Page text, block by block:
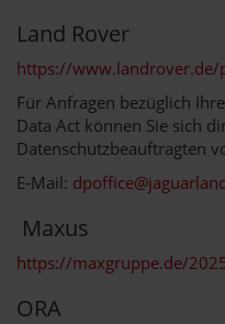
Land Rover
https://
Für Anfragen bezüglich
Data Act können Sie sich
Datenschutzbeauftragten
E-Mail:
Maxus
https://maxgruppe.de/
ORA